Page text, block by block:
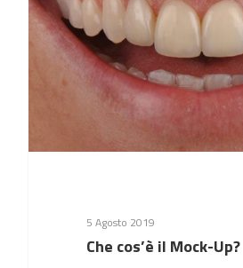
5 Agosto 2019
Che cos’è il Mock-Up?